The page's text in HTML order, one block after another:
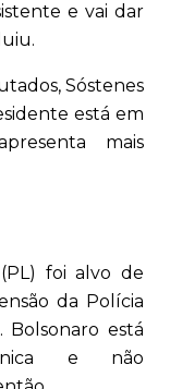
e vai dar
Sóstenes
está em
mais
foi alvo de
da Polícia
Bolsonaro está
e não